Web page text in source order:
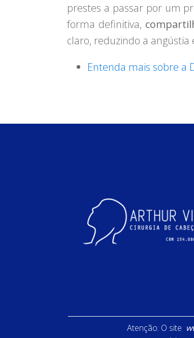
prestes a passar por um
forma definitiva,
claro, reduzindo a angústia
Entenda mais sobre a
Atenção: O site